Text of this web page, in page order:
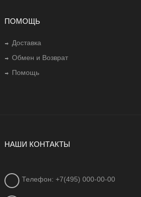
ПОМОЩЬ
Доставка
Обмен и Возврат
Помощь
НАШИ КОНТАКТЫ
Телефон: +7(495) 000-00-00